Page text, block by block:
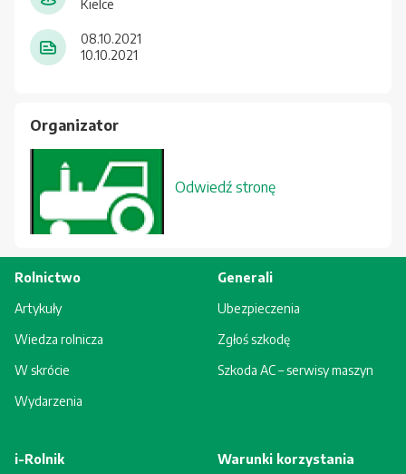
Kielce
08.10.2021
10.10.2021
Organizator
Odwiedź stronę
Rolnictwo
Artykuły
Wiedza rolnicza
W skrócie
Wydarzenia
Generali
Ubezpieczenia
Zgłoś szkodę
Szkoda AC – serwisy maszyn
i-Rolnik Warunki korzystania